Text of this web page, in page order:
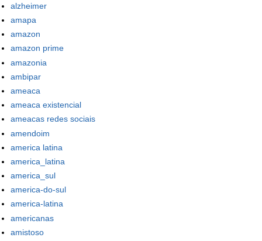
alzheimer
amapa
amazon
amazon prime
amazonia
ambipar
ameaca
ameaca existencial
ameacas redes sociais
amendoim
america latina
america_latina
america_sul
america-do-sul
america-latina
americanas
amistoso